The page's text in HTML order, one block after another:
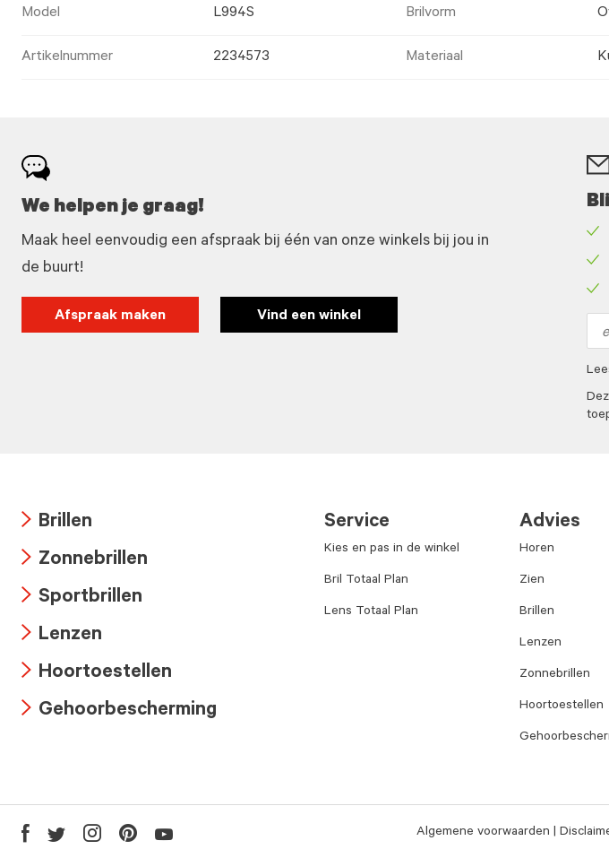
Model L994S Brilvorm
Artikelnummer 2234573 Materiaal
We helpen je graag!
Maak heel eenvoudig een afspraak bij één van onze winkels bij jou in
de buurt!
Afspraak maken Vind een winkel
icon
icon
icon
Brillen
icon
Zonnebrillen
icon
Sportbrillen
icon
Lenzen
icon
Hoortoestellen
Gehoorbescherming
Service
Kies en pas in de winkel
Bril Totaal Plan
Lens Totaal Plan
Advies
Horen
Zien
Brillen
Lenzen
Zonnebrillen
Hoortoestellen
Algemene voorwaarden